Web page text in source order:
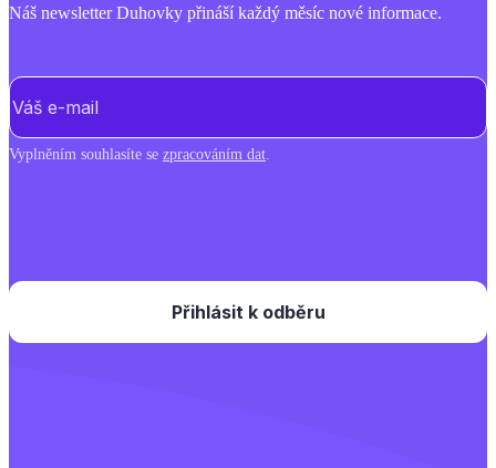
Náš newsletter Duhovky přináší každý měsíc nové informace.
E-mail
Vyplněním souhlasíte se zpracováním dat.